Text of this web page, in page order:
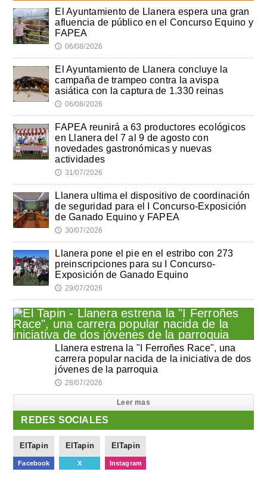
El Ayuntamiento de Llanera espera una gran
afluencia de público en el Concurso Equino y
FAPEA
🕔 06/08/2026
El Ayuntamiento de Llanera concluye la
campaña de trampeo contra la avispa
asiática con la captura de 1.330 reinas
🕔 06/08/2026
FAPEA reunirá a 63 productores ecológicos
en Llanera del 7 al 9 de agosto con
novedades gastronómicas y nuevas
actividades
🕔 31/07/2026
Llanera ultima el dispositivo de coordinación
de seguridad para el I Concurso-Exposición
de Ganado Equino y FAPEA
🕔 30/07/2026
Llanera pone el pie en el estribo con 273
preinscripciones para su I Concurso-
Exposición de Ganado Equino
🕔 29/07/2026
Llanera estrena la "I Ferroñes Race", una
carrera popular nacida de la iniciativa de dos
jóvenes de la parroquia
🕔 28/07/2026
Leer mas
REDES SOCIALES
ElTapin
Facebook
ElTapin
X
ElTapin
Instagram